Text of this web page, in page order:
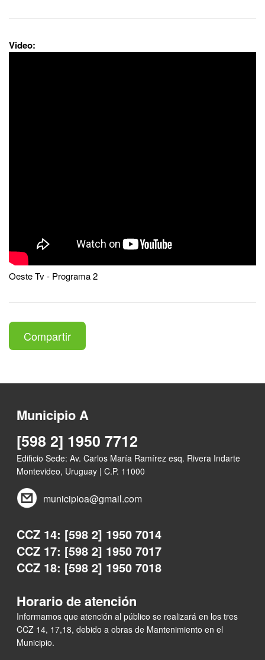
Video:
Oeste Tv - Programa 2
Compartir
Municipio A
[598 2] 1950 7712
Edificio Sede: Av. Carlos María Ramírez esq. Rivera Indarte
Montevideo, Uruguay | C.P. 11000
municipioa@gmail.com
CCZ 14: [598 2] 1950 7014
CCZ 17: [598 2] 1950 7017
CCZ 18: [598 2] 1950 7018
Horario de atención
Informamos que atención al público se realizará en los tres
CCZ 14, 17,18, debido a obras de Mantenimiento en el
Municipio.